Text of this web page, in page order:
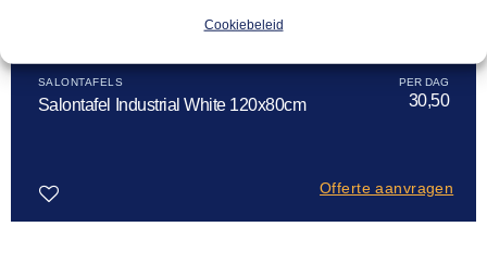
Cookiebeleid
SALONTAFELS
Salontafel Industrial White 120x80cm 30,50
Offerte aanvragen